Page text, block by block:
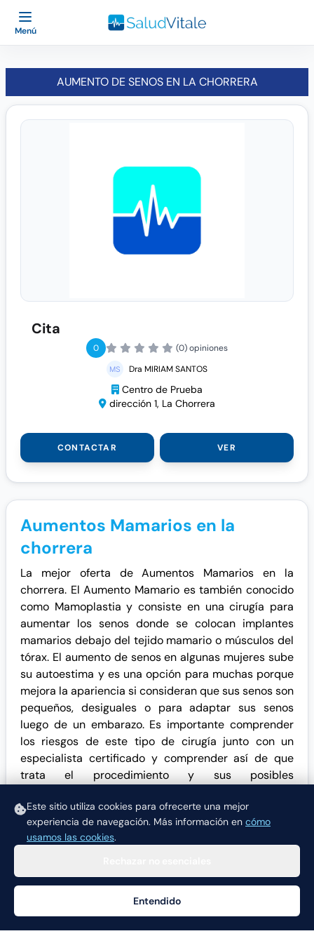
Este sitio utiliza cookies para ofrecerte una mejor
experiencia de navegación. Más información en cómo
usamos las cookies.
Entendido
Menú
AUMENTO DE SENOS EN LA CHORRERA
Cita
0
(0) opiniones
Dra MIRIAM SANTOS
Centro de Prueba
dirección 1, La Chorrera
CONTACTAR VER
Aumentos Mamarios en la
chorrera
La mejor oferta de Aumentos Mamarios en la
chorrera. El Aumento Mamario es también conocido
como Mamoplastia y consiste en una cirugía para
aumentar los senos donde se colocan implantes
mamarios debajo del tejido mamario o músculos del
tórax. El aumento de senos en algunas mujeres sube
su autoestima y es una opción para muchas porque
mejora la apariencia si consideran que sus senos son
pequeños, desiguales o para adaptar sus senos
luego de un embarazo. Es importante comprender
los riesgos de este tipo de cirugía junto con un
especialista certificado y comprender así de que
trata el procedimiento y sus posibles
como a cualquier otra.
Ayuda